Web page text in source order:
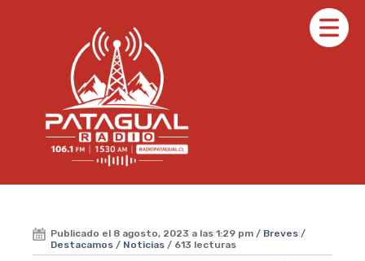
Publicado el 8 agosto, 2023 a las 1:29 pm / Breves /
Destacamos / Noticias / 613 lecturas